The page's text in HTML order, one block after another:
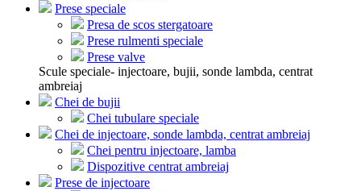
Prese speciale
Presa de scos stergatoare
Prese rulmenti speciale
Prese valve
Scule speciale- injectoare, bujii, sonde lambda, centrat
ambreiaj
Chei de bujii
Chei tubulare speciale
Chei de injectoare, sonde lambda, centrat ambreiaj
Chei pentru injectoare, lamba
Dispozitive centrat ambreiaj
Prese de injectoare